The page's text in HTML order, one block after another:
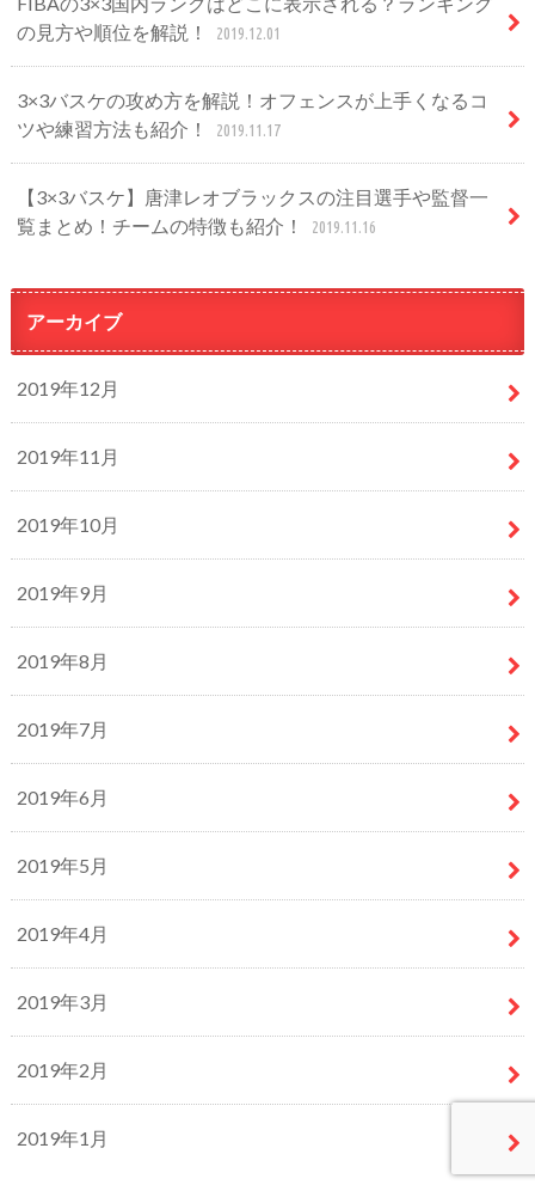
の見方や順位を解説！
2019.12.01
3×3バスケの攻め方を解説！オフェンスが上手くなるコ
ツや練習方法も紹介！
2019.11.17
【3×3バスケ】唐津レオブラックスの注目選手や監督一
覧まとめ！チームの特徴も紹介！
2019.11.16
アーカイブ
2019年12月
2019年11月
2019年10月
2019年9月
2019年8月
2019年7月
2019年6月
2019年5月
2019年4月
2019年3月
2019年2月
2019年1月